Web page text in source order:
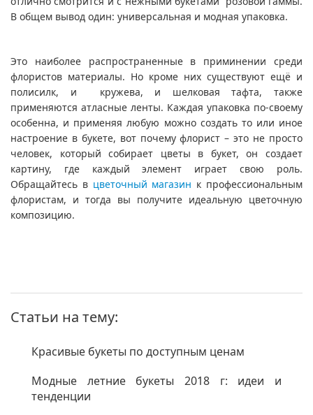
В общем вывод один: универсальная и модная упаковка.
Это наиболее распространенные в приминении среди
флористов материалы. Но кроме них существуют ещё и
полисилк, и кружева, и шелковая тафта, также
применяются атласные ленты. Каждая упаковка по-своему
особенна, и применяя любую можно создать то или иное
настроение в букете, вот почему флорист – это не просто
человек, который собирает цветы в букет, он создает
картину, где каждый элемент играет свою роль.
Обращайтесь в цветочный магазин к профессиональным
флористам, и тогда вы получите идеальную цветочную
композицию.
Статьи на тему:
Красивые букеты по доступным ценам
Модные летние букеты 2018 г: идеи и
тенденции